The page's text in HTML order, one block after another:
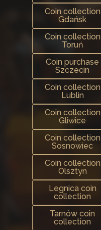
Coin collection
Gdańsk
Coin collection
Toruń
Coin purchase
Szczecin
Coin collection
Lublin
Coin collection
Gliwice
Coin collection
Sosnowiec
Coin collection
Olsztyn
Legnica coin
collection
Tarnów coin
collection